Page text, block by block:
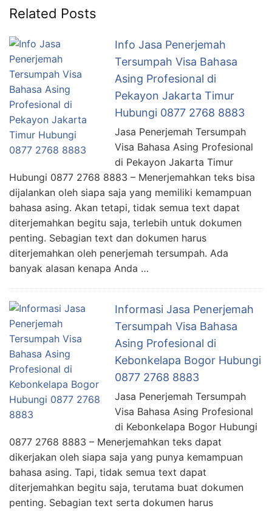
Related Posts
Info Jasa Penerjemah
Tersumpah Visa Bahasa
Asing Profesional di
Pekayon Jakarta Timur
Hubungi 0877 2768 8883
Jasa Penerjemah Tersumpah
Visa Bahasa Asing Profesional
di Pekayon Jakarta Timur
Hubungi 0877 2768 8883 – Menerjemahkan teks bisa
dijalankan oleh siapa saja yang memiliki kemampuan
bahasa asing. Akan tetapi, tidak semua text dapat
diterjemahkan begitu saja, terlebih untuk dokumen
penting. Sebagian text dan dokumen harus
diterjemahkan oleh penerjemah tersumpah. Ada
banyak alasan kenapa Anda …
Informasi Jasa Penerjemah
Tersumpah Visa Bahasa
Asing Profesional di
Kebonkelapa Bogor Hubungi
0877 2768 8883
Jasa Penerjemah Tersumpah
Visa Bahasa Asing Profesional
di Kebonkelapa Bogor Hubungi
0877 2768 8883 – Menerjemahkan teks dapat
dikerjakan oleh siapa saja yang punya kemampuan
bahasa asing. Tapi, tidak semua text dapat
diterjemahkan begitu saja, terutama buat dokumen
penting. Sebagian text serta dokumen harus